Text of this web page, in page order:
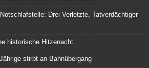
Drei Verletzte, Tatverdächtiger
historische Hitzenacht
stirbt an Bahnübergang